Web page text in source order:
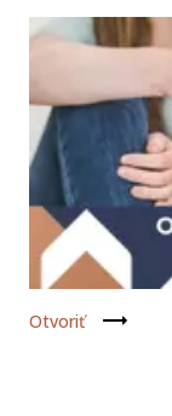
Otvoriť